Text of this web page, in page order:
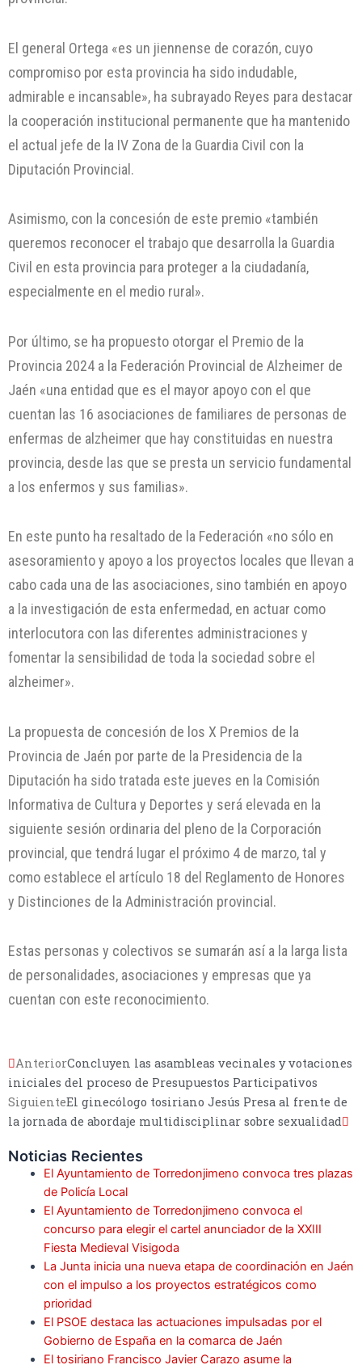
El general Ortega «es un jiennense de corazón, cuyo
compromiso por esta provincia ha sido indudable,
admirable e incansable», ha subrayado Reyes para destacar
la cooperación institucional permanente que ha mantenido
el actual jefe de la IV Zona de la Guardia Civil con la
Diputación Provincial.
Asimismo, con la concesión de este premio «también
queremos reconocer el trabajo que desarrolla la Guardia
Civil en esta provincia para proteger a la ciudadanía,
especialmente en el medio rural».
Por último, se ha propuesto otorgar el Premio de la
Provincia 2024 a la Federación Provincial de Alzheimer de
Jaén «una entidad que es el mayor apoyo con el que
cuentan las 16 asociaciones de familiares de personas de
enfermas de alzheimer que hay constituidas en nuestra
provincia, desde las que se presta un servicio fundamental
a los enfermos y sus familias».
En este punto ha resaltado de la Federación «no sólo en
asesoramiento y apoyo a los proyectos locales que llevan a
cabo cada una de las asociaciones, sino también en apoyo
a la investigación de esta enfermedad, en actuar como
interlocutora con las diferentes administraciones y
fomentar la sensibilidad de toda la sociedad sobre el
alzheimer».
La propuesta de concesión de los X Premios de la
Provincia de Jaén por parte de la Presidencia de la
Diputación ha sido tratada este jueves en la Comisión
Informativa de Cultura y Deportes y será elevada en la
siguiente sesión ordinaria del pleno de la Corporación
provincial, que tendrá lugar el próximo 4 de marzo, tal y
como establece el artículo 18 del Reglamento de Honores
y Distinciones de la Administración provincial.
Estas personas y colectivos se sumarán así a la larga lista
de personalidades, asociaciones y empresas que ya
cuentan con este reconocimiento.
AnteriorConcluyen las asambleas vecinales y votaciones
iniciales del proceso de Presupuestos Participativos
SiguienteEl ginecólogo tosiriano Jesús Presa al frente de
la jornada de abordaje multidisciplinar sobre sexualidad
Noticias Recientes
El Ayuntamiento de Torredonjimeno convoca tres plazas
de Policía Local
El Ayuntamiento de Torredonjimeno convoca el
concurso para elegir el cartel anunciador de la XXIII
Fiesta Medieval Visigoda
La Junta inicia una nueva etapa de coordinación en Jaén
con el impulso a los proyectos estratégicos como
prioridad
El PSOE destaca las actuaciones impulsadas por el
Gobierno de España en la comarca de Jaén
El tosiriano Francisco Javier Carazo asume la